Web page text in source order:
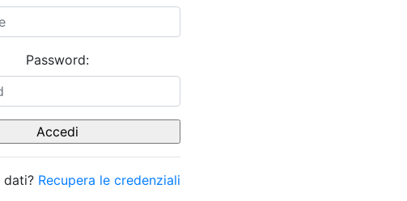
Password:
dati? Recupera le credenziali